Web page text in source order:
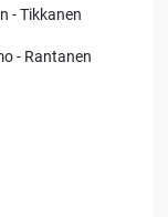
- Tikkanen
- Rantanen